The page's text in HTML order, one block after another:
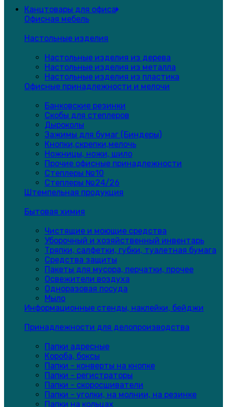
Канцтовары для офиса
Офисная мебель
Настольные изделия
Настольные изделия из дерева
Настольные изделия из металла
Настольные изделия из пластика
Офисные принадлежности и мелочи
Банковские резинки
Скобы для степлеров
Дыроколы
Зажимы для бумаг (Биндеры)
Кнопки,скрепки,мелочь
Ножницы, ножи, шило
Прочие офисные принадлежности
Степлеры №10
Степлеры №24/26
Штемпельная продукция
Бытовая химия
Чистящие и моющие средства
Уборочный и хозяйственный инвентарь
Тряпки, салфетки, губки, туалетная бумага
Средства защиты
Пакеты для мусора, перчатки, прочее
Освежители воздуха
Одноразовая посуда
Мыло
Информационные стенды, наклейки, бейджи
Принадлежности для делопроизводства
Папки адресные
Короба, боксы
Папки - конверты на кнопке
Папки - регистраторы
Папки - скоросшиватели
Папки - уголки, на молнии, на резинке
Папки на кольцах